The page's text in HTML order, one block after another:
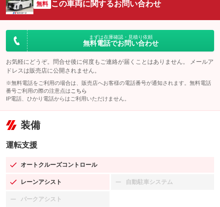
無料 この車両に関するお問い合わせ
まずは在庫確認・見積り依頼
無料電話でお問い合わせ
お気軽にどうぞ。問合せ後に何度もご連絡が届くことはありません。 メールア
ドレスは販売店に公開されません。
※無料電話をご利用の場合は、販売店へお客様の電話番号が通知されます。無料電話
番号ご利用の際の注意点は こちら
IP電話、ひかり電話からはご利用いただけません。
装備
運転支援
オートクルーズコントロール
：装備あり
レーンアシスト
：装備あり 自動駐車システム
：装備なし
パークアシスト
：装備なし